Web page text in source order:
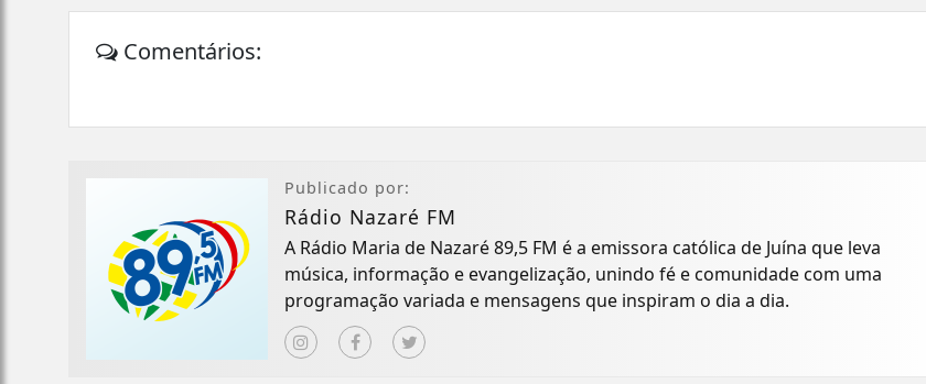
Comentários:
Publicado por:
Rádio Nazaré FM
A Rádio Maria de Nazaré 89,5 FM é a emissora católica de Juína que leva
música, informação e evangelização, unindo fé e comunidade com uma
programação variada e mensagens que inspiram o dia a dia.